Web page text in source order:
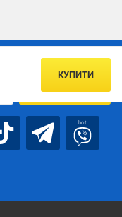
КУПИТИ
акції та пропозиції
ПІДПИСАТИСЯ
bot